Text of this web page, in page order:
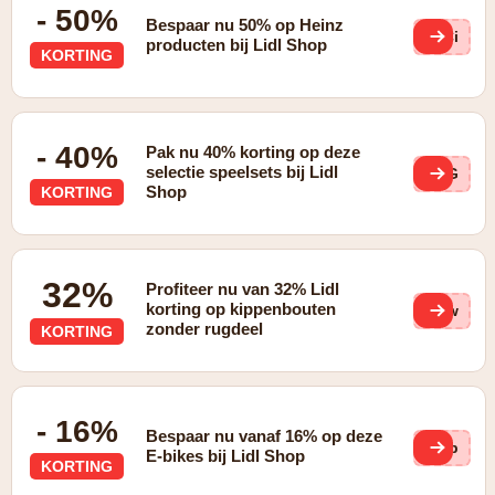
- 50%
KORTING
Bespaar nu 50% op Heinz
producten bij Lidl Shop
WCi
- 40%
KORTING
Pak nu 40% korting op deze
selectie speelsets bij Lidl
Shop
CsG
32%
KORTING
Profiteer nu van 32% Lidl
korting op kippenbouten
zonder rugdeel
drw
- 16%
KORTING
Bespaar nu vanaf 16% op deze
E-bikes bij Lidl Shop
Aip